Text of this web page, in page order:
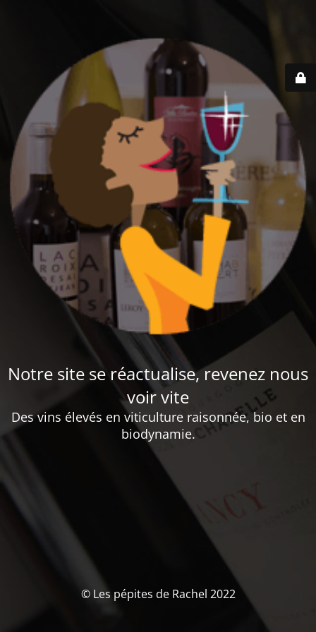
Notre site se réactualise, revenez nous
voir vite
Des vins élevés en viticulture raisonnée, bio et en
biodynamie.
© Les pépites de Rachel 2022